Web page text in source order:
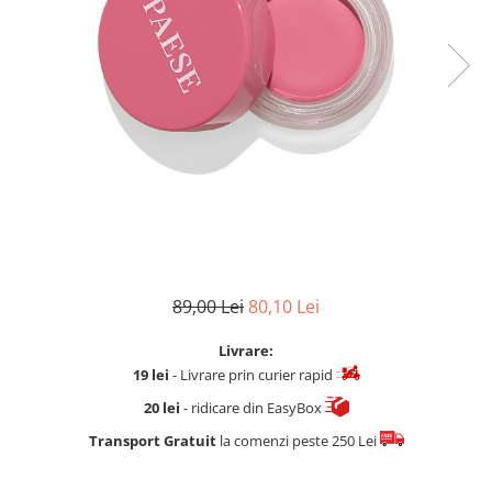
Fard de ochi
Pigmenti minerali
Primer gene
Pensule Profesionale
89,00 Lei80,10 Lei
Livrare:
19 lei - Livrare prin curier rapid
20 lei - ridicare din EasyBox
Transport Gratuitla comenzi peste 250 Lei